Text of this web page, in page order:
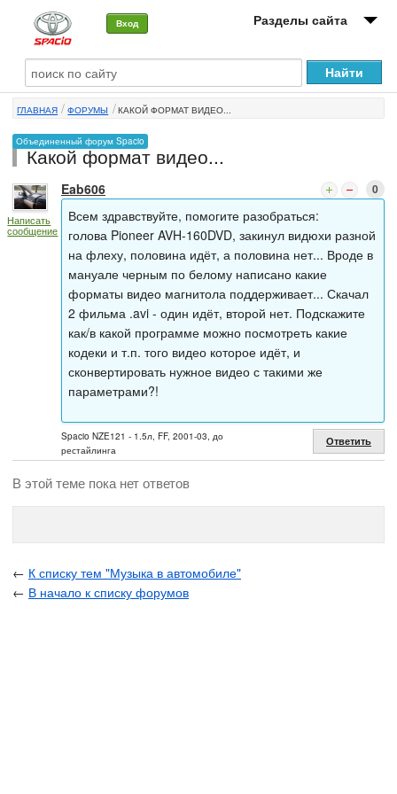
Вход Разделы сайта
О машине
Автоклуб
Форумы
Сервисы и услуги
Новости
ГЛАВНАЯ ФОРУМЫ КАКОЙ ФОРМАТ ВИДЕО...
Объединенный форум Spacio
Какой формат видео...
Написать
сообщение
Eab606 0
Всем здравствуйте, помогите разобраться:
голова Pioneer AVH-160DVD, закинул видюхи разной
на флеху, половина идёт, а половина нет... Вроде в
мануале черным по белому написано какие
форматы видео магнитола поддерживает... Скачал
2 фильма .avi - один идёт, второй нет. Подскажите
как/в какой программе можно посмотреть какие
кодеки и т.п. того видео которое идёт, и
сконвертировать нужное видео с такими же
параметрами?!
Spacio NZE121 - 1.5л, FF, 2001-03, до
рестайлинга
Ответить
В этой теме пока нет ответов
← К списку тем "Музыка в автомобиле"
← В начало к списку форумов